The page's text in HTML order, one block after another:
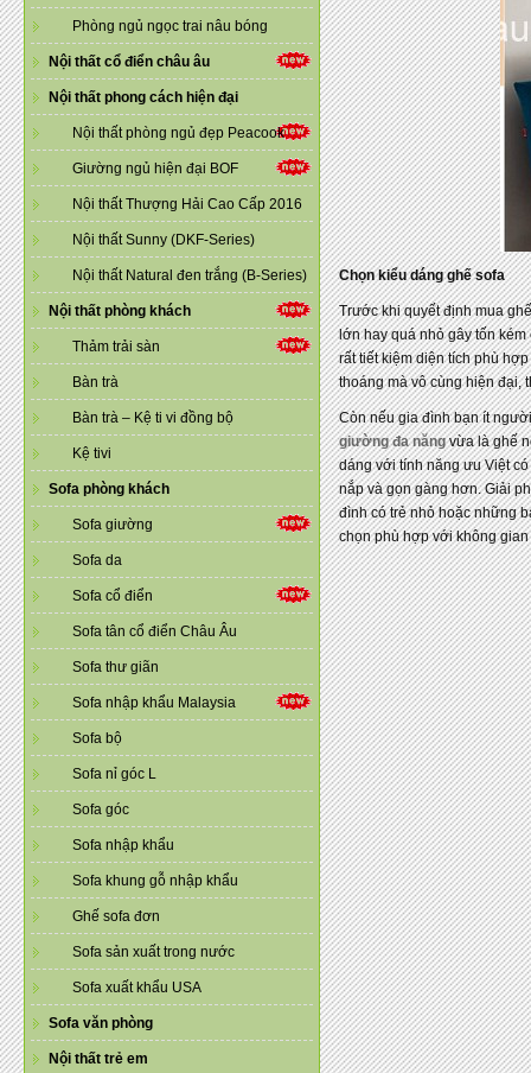
Phòng ngủ ngọc trai nâu bóng
Nội thất cổ điển châu âu
Nội thất phong cách hiện đại
Nội thất phòng ngủ đẹp Peacook
Giường ngủ hiện đại BOF
Nội thất Thượng Hải Cao Cấp 2016
Nội thất Sunny (DKF-Series)
Nội thất Natural đen trắng (B-Series)
Nội thất phòng khách
Thảm trải sàn
Bàn trà
Bàn trà – Kệ ti vi đồng bộ
Kệ tivi
Sofa phòng khách
Sofa giường
Sofa da
Sofa cổ điển
Sofa tân cổ điển Châu Âu
Sofa thư giãn
Sofa nhập khẩu Malaysia
Sofa bộ
Sofa nỉ góc L
Sofa góc
Sofa nhập khẩu
Sofa khung gỗ nhập khẩu
Ghế sofa đơn
Sofa sản xuất trong nước
Sofa xuất khẩu USA
Sofa văn phòng
Nội thất trẻ em
Chọn kiểu dáng ghế sofa
Trước khi quyết định mua
lớn hay quá nhỏ gây tốn
rất tiết kiệm diện tích phù
thoáng mà vô cùng hiện đại,
Còn nếu gia đình bạn ít
giường đa năngvừa là ghế
dáng với tính năng ưu Việt
nắp và gọn gàng hơn. Giải
đình có trẻ nhỏ hoặc những
chọn phù hợp với không